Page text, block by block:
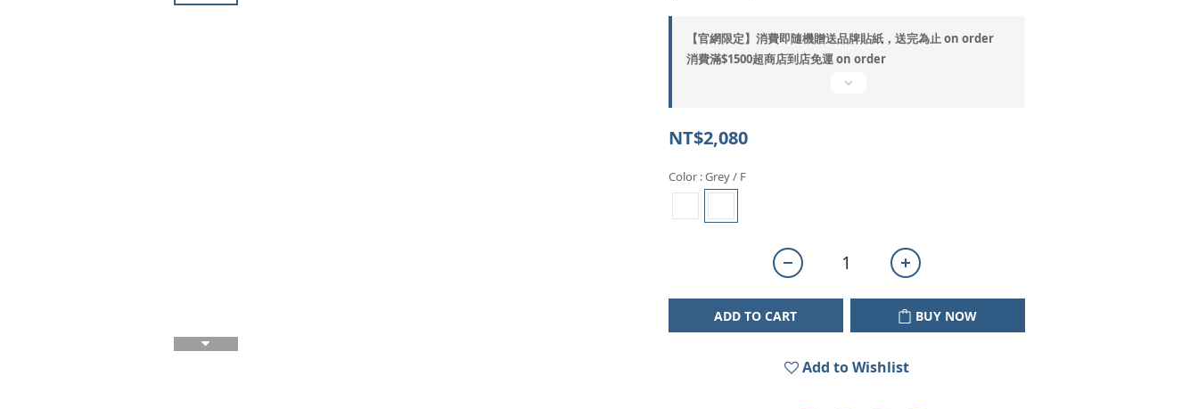
【官網限定】消費即隨機贈送品牌貼紙，送完為止 on order
消費滿$1500超商店到店免運 on order
NT$2,080
Color : Grey / F
ADD TO CART BUY NOW
Add to Wishlist